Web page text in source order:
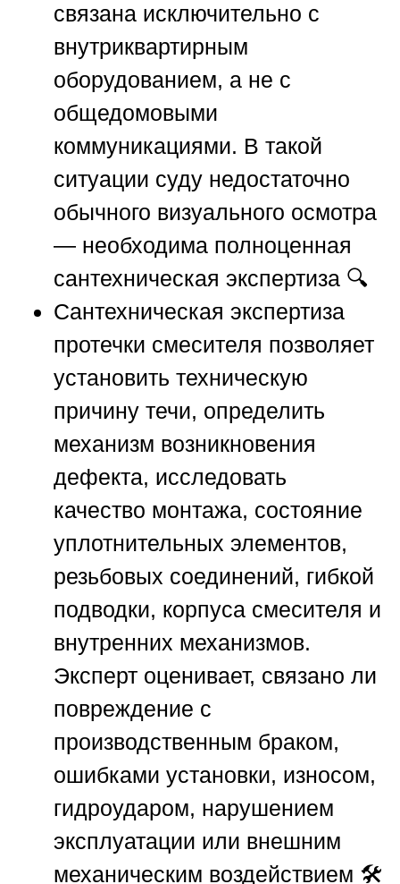
связана исключительно с
внутриквартирным
оборудованием, а не с
общедомовыми
коммуникациями. В такой
ситуации суду недостаточно
обычного визуального осмотра
— необходима полноценная
сантехническая экспертиза 🔍
Сантехническая экспертиза
протечки смесителя позволяет
установить техническую
причину течи, определить
механизм возникновения
дефекта, исследовать
качество монтажа, состояние
уплотнительных элементов,
резьбовых соединений, гибкой
подводки, корпуса смесителя и
внутренних механизмов.
Эксперт оценивает, связано ли
повреждение с
производственным браком,
ошибками установки, износом,
гидроударом, нарушением
эксплуатации или внешним
механическим воздействием 🛠️